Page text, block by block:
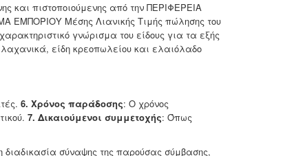
και πιστοποιούμενης από την ΠΕΡΙΦΕΡΕΙΑ
Μέσης Λιανικής Τιμής πώλησης του
γνώρισμα του είδους για τα εξής
είδη κρεοπωλείου και ελαιόλαδο
6. Χρόνος παράδοσης: Ο χρόνος
7. Δικαιούμενοι συμμετοχής: Όπως
διαδικασία σύναψης της παρούσας σύμβασης,